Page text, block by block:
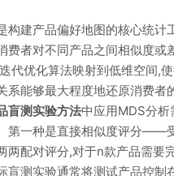
构建产品偏好地图的核心统计
费者对不同产品之间相似度或
代优化算法映射到低维空间,
系能够最大程度地还原消费者
盲测实验方法中应用MDS分析
第一种是直接相似度评分——
两配对评分,对于n款产品需要
盲测实验通常将测试产品控制